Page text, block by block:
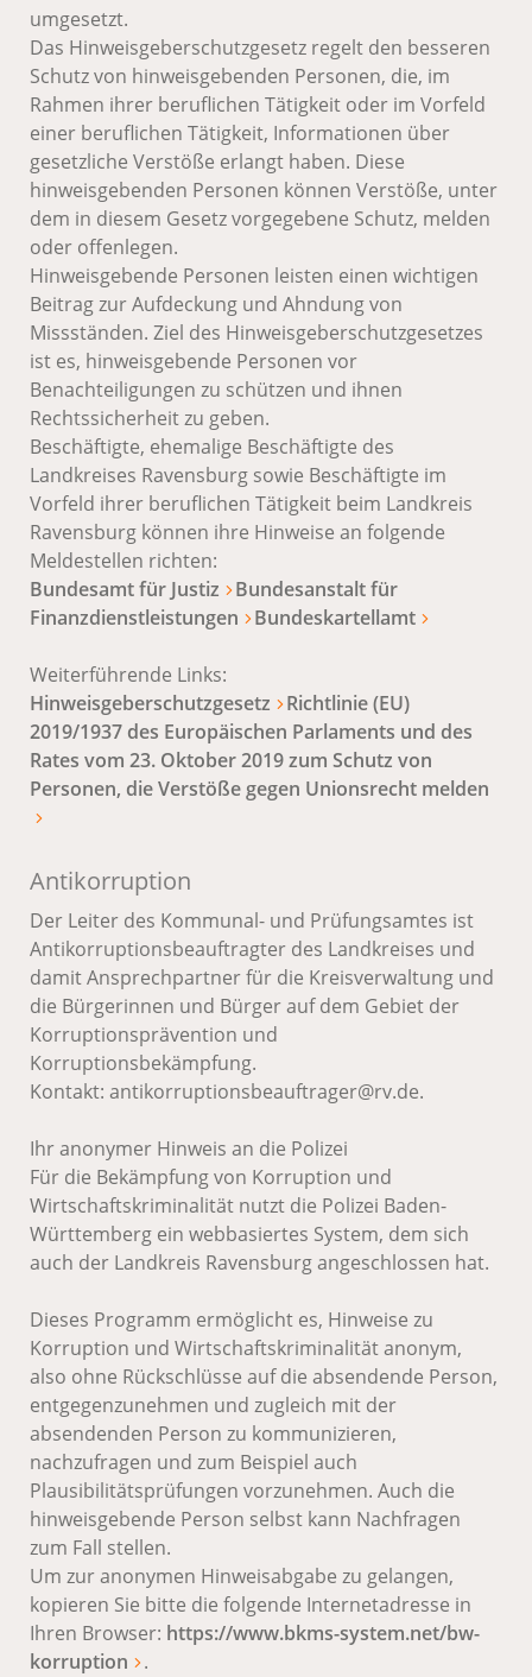
umgesetzt.
Das Hinweisgeberschutzgesetz regelt den besseren
Schutz von hinweisgebenden Personen, die, im
Rahmen ihrer beruflichen Tätigkeit oder im Vorfeld
einer beruflichen Tätigkeit, Informationen über
gesetzliche Verstöße erlangt haben. Diese
hinweisgebenden Personen können Verstöße, unter
dem in diesem Gesetz vorgegebene Schutz, melden
oder offenlegen.
Hinweisgebende Personen leisten einen wichtigen
Beitrag zur Aufdeckung und Ahndung von
Missständen. Ziel des Hinweisgeberschutzgesetzes
ist es, hinweisgebende Personen vor
Benachteiligungen zu schützen und ihnen
Rechtssicherheit zu geben.
Beschäftigte, ehemalige Beschäftigte des
Landkreises Ravensburg sowie Beschäftigte im
Vorfeld ihrer beruflichen Tätigkeit beim Landkreis
Ravensburg können ihre Hinweise an folgende
Meldestellen richten:
Bundesamt für Justiz
Bundesanstalt für
Finanzdienstleistungen
Bundeskartellamt
Weiterführende Links:
Hinweisgeberschutzgesetz
Richtlinie (EU)
2019/1937 des Europäischen Parlaments und des
Rates vom 23. Oktober 2019 zum Schutz von
Personen, die Verstöße gegen Unionsrecht melden
Antikorruption
Der Leiter des Kommunal- und Prüfungsamtes ist
Antikorruptionsbeauftragter des Landkreises und
damit Ansprechpartner für die Kreisverwaltung und
die Bürgerinnen und Bürger auf dem Gebiet der
Korruptionsprävention und
Korruptionsbekämpfung.
Kontakt: antikorruptionsbeauftrager@rv.de.
Ihr anonymer Hinweis an die Polizei
Für die Bekämpfung von Korruption und
Wirtschaftskriminalität nutzt die Polizei Baden-
Württemberg ein webbasiertes System, dem sich
auch der Landkreis Ravensburg angeschlossen hat.
Dieses Programm ermöglicht es, Hinweise zu
Korruption und Wirtschaftskriminalität anonym,
also ohne Rückschlüsse auf die absendende Person,
entgegenzunehmen und zugleich mit der
absendenden Person zu kommunizieren,
nachzufragen und zum Beispiel auch
Plausibilitätsprüfungen vorzunehmen. Auch die
hinweisgebende Person selbst kann Nachfragen
zum Fall stellen.
Um zur anonymen Hinweisabgabe zu gelangen,
kopieren Sie bitte die folgende Internetadresse in
Ihren Browser: https://www.bkms-system.net/bw-
korruption
.